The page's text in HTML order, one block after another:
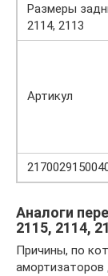
Размеры
2114, 2113
Артикул
Аналоги
2115, 2114,
Причины, по
амортизаторов